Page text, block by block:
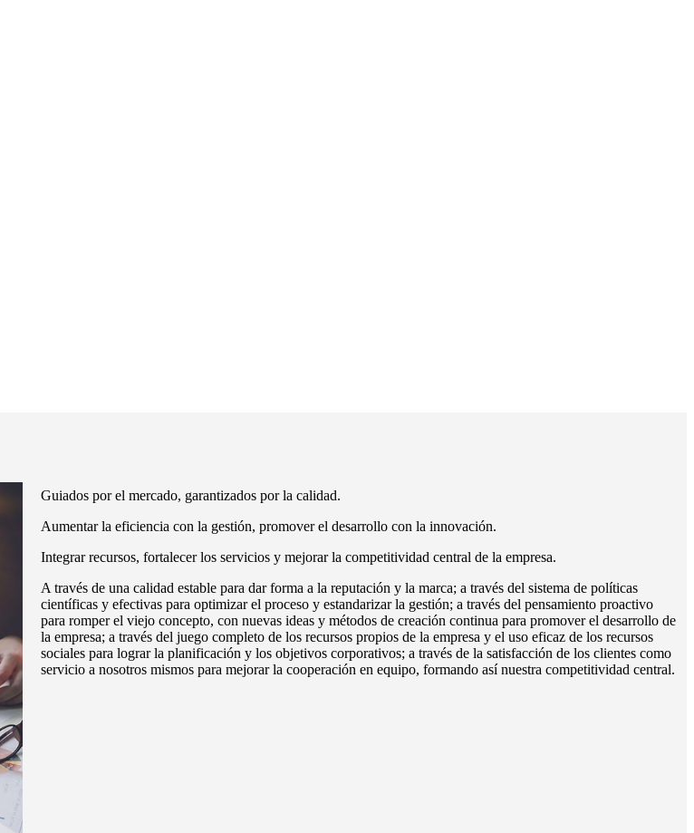
Guiados por el mercado, garantizados por la calidad.
Aumentar la eficiencia con la gestión, promover el desarrollo con la innovación.
Integrar recursos, fortalecer los servicios y mejorar la competitividad central de la empresa.
A través de una calidad estable para dar forma a la reputación y la marca; a través del sistema de políticas
científicas y efectivas para optimizar el proceso y estandarizar la gestión; a través del pensamiento proactivo
para romper el viejo concepto, con nuevas ideas y métodos de creación continua para promover el desarrollo de
la empresa; a través del juego completo de los recursos propios de la empresa y el uso eficaz de los recursos
sociales para lograr la planificación y los objetivos corporativos; a través de la satisfacción de los clientes como
servicio a nosotros mismos para mejorar la cooperación en equipo, formando así nuestra competitividad central.